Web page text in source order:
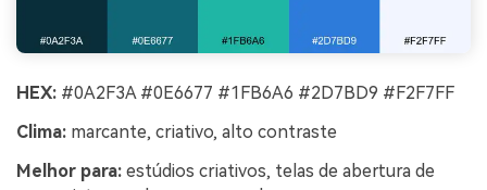
HEX: #0A2F3A #0E6677 #1FB6A6 #2D7BD9 #F2F7FF
Clima: marcante, criativo, alto contraste
Melhor para: estúdios criativos, telas de abertura de